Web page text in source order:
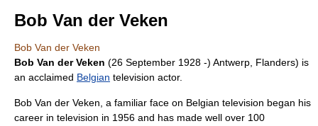
Bob Van der Veken
Bob Van der Veken
Bob Van der Veken (26 September 1928 -) Antwerp Flanders) is
an acclaimed Belgian television actor.
Bob Van der Veken, a familiar face on Belgian television began his
career in television in 1956 and has made well over 100